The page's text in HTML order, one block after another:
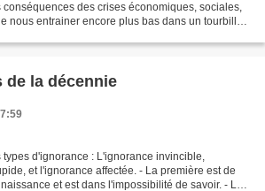
des crises économiques, sociales,
nous entrainer encore plus bas dans un tourbillon
de la décennie
types d'ignorance : L'ignorance invincible,
et l'ignorance affectée. - La première est de
et est dans l'impossibilité de savoir. - La